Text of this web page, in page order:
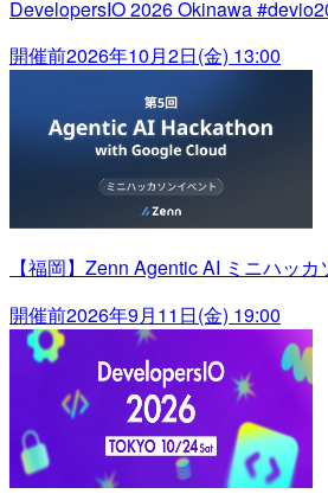
DevelopersIO 2026 Okinawa
開催前2026年10月2日(金) 13:00
【福岡】Zenn Agentic AI ミニハッ
開催前2026年9月11日(金) 19:00